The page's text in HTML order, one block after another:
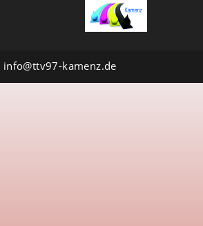
info@ttv97-kamenz.de